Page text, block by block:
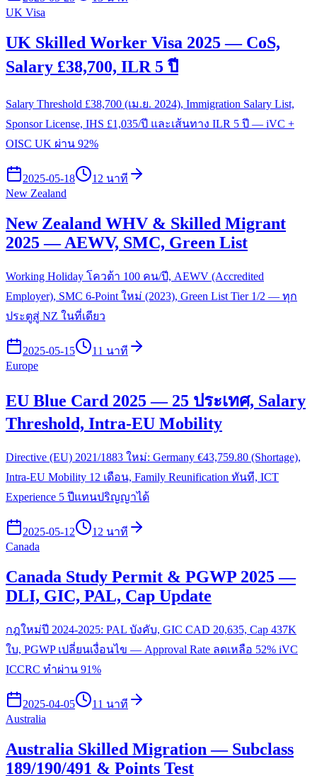
UK Visa
UK Skilled Worker Visa 2025 — CoS,
Salary £38,700, ILR 5 ปี
Salary Threshold £38,700 (เม.ย. 2024), Immigration Salary List,
Sponsor License, IHS £1,035/ปี และเส้นทาง ILR 5 ปี — iVC +
OISC UK ผ่าน 92%
2025-05-18
12 นาที
New Zealand
New Zealand WHV & Skilled Migrant
2025 — AEWV, SMC, Green List
Working Holiday โควต้า 100 คน/ปี, AEWV (Accredited
Employer), SMC 6-Point ใหม่ (2023), Green List Tier 1/2 — ทุก
ประตูสู่ NZ ในที่เดียว
2025-05-15
11 นาที
Europe
EU Blue Card 2025 — 25 ประเทศ, Salary
Threshold, Intra-EU Mobility
Directive (EU) 2021/1883 ใหม่: Germany €43,759.80 (Shortage),
Intra-EU Mobility 12 เดือน, Family Reunification ทันที, ICT
Experience 5 ปีแทนปริญญาได้
2025-05-12
12 นาที
Canada
Canada Study Permit & PGWP 2025 —
DLI, GIC, PAL, Cap Update
กฎใหม่ปี 2024-2025: PAL บังคับ, GIC CAD 20,635, Cap 437K
ใบ, PGWP เปลี่ยนเงื่อนไข — Approval Rate ลดเหลือ 52% iVC
ICCRC ทำผ่าน 91%
2025-04-05
11 นาที
Australia
Australia Skilled Migration — Subclass
189/190/491 & Points Test